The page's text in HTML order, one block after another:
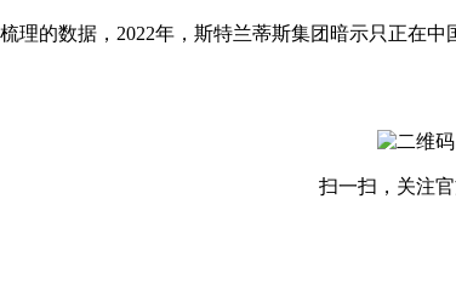
的数据，2022年，斯特兰蒂斯集团暗示只正在中
扫一扫，关注